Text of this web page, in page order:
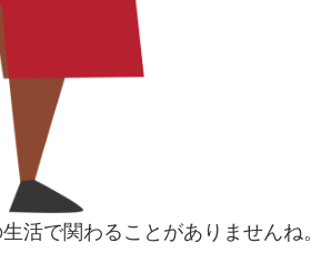
活で関わることがありませんね。